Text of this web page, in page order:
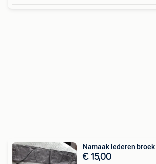
Namaak lederen
€ 15,00